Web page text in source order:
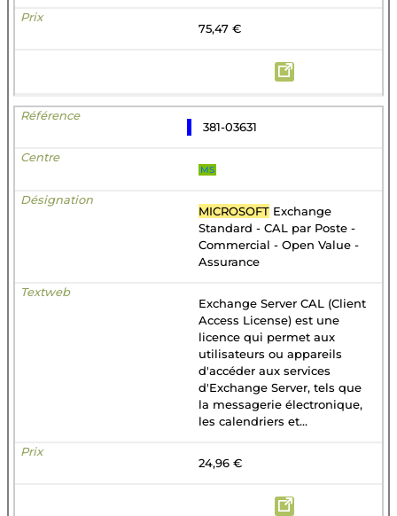
75,47 €
381-03631
MS
MICROSOFT Exchange
Standard - CAL par Poste -
Commercial - Open Value -
Assurance
Exchange Server CAL (Client
Access License) est une
licence qui permet aux
utilisateurs ou appareils
d'accéder aux services
d'Exchange Server, tels que
la messagerie électronique,
les calendriers et...
24,96 €